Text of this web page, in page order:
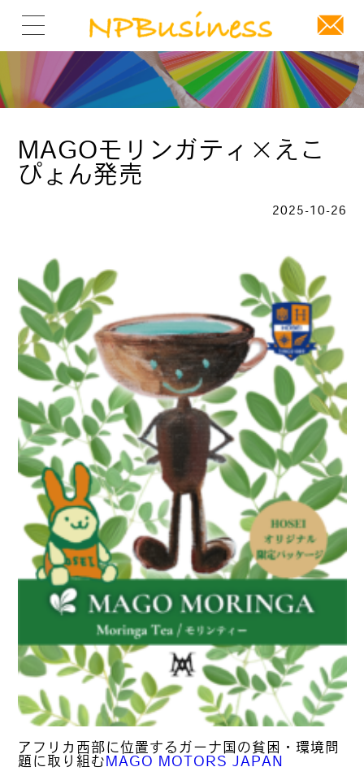
MAGOモリンガティ×えこ
ぴょん発売
2025-10-26
アフリカ西部に位置するガーナ国の貧困・環境問
題に取り組む MAGO MOTORS JAPAN